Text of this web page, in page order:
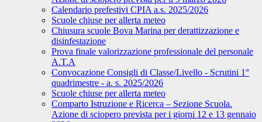
Calendario prefestivi CPIA a.s. 2025/2026
Scuole chiuse per allerta meteo
Chiusura scuole Bova Marina per derattizzazione e
disinfestazione
Prova finale valorizzazione professionale del personale
A.T.A
Convocazione Consigli di Classe/Livello - Scrutini 1°
quadrimestre - a. s. 2025/2026
Scuole chiuse per allerta meteo
Comparto Istruzione e Ricerca – Sezione Scuola.
Azione di sciopero prevista per i giorni 12 e 13 gennaio